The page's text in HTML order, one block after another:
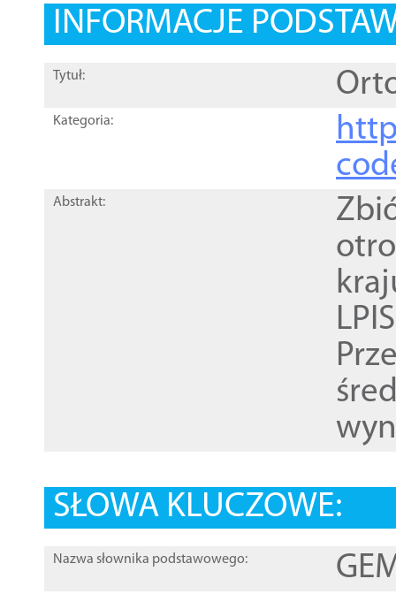
INFORMACJE
Tytuł:
Kategoria:
Abstrakt:
SŁOWA KLUCZOWE:
Nazwa słownika podstawowego: